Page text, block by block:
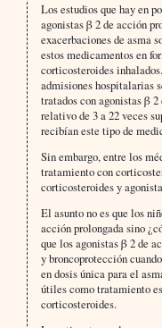
Los estudios que hay en
agonistas β 2 de acción
exacerbaciones de asma
estos medicamentos en
corticosteroides
admisiones hospitalarias
tratados con agonistas β
relativo de 3 a 22 veces
recibían este tipo de
Sin embargo, entre los
tratamiento con
corticosteroides y
El asunto no es que los
acción prolongada sino
que los agonistas β 2 de
y broncoprotección
en dosis única para el
útiles como tratamiento
corticosteroides.